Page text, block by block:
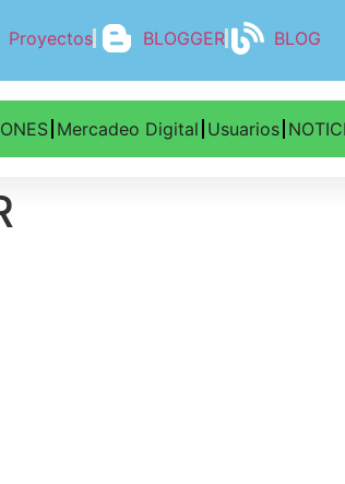
Proyectos BLOGGER BLOG
Mercadeo Digital Usuarios